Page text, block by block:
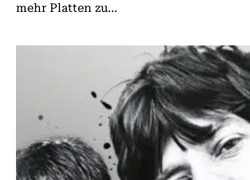
mehr Platten zu...